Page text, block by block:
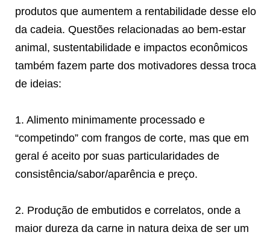
produtos que aumentem a rentabilidade desse elo
da cadeia. Questões relacionadas ao bem-estar
animal, sustentabilidade e impactos econômicos
também fazem parte dos motivadores dessa troca
de ideias:
1. Alimento minimamente processado e
“competindo” com frangos de corte, mas que em
geral é aceito por suas particularidades de
consistência/sabor/aparência e preço.
2. Produção de embutidos e correlatos, onde a
maior dureza da carne in natura deixa de ser um